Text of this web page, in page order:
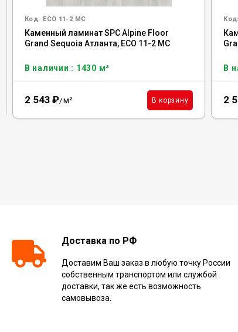
Код: ECO 11-2 MC
Каменный ламинат SPC Alpine Floor
Grand Sequoia Атланта, ECO 11-2 MC
В наличии : 1430 м²
2 543 ₽/м² В корзину
Код:
В
2
Доставка по РФ
Доставим Ваш заказ в любую точку России
собственным транспортом или службой
доставки, так же есть возможность
самовывоза.